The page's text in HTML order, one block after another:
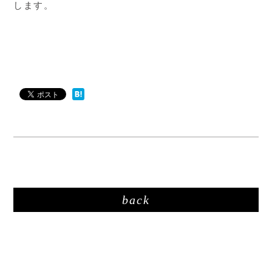
します。
back